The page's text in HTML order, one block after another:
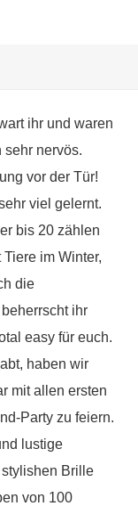
ihr und waren
sehr nervös.
vor der Tür!
viel gelernt.
bis 20 zählen
im Winter,
die
ihr
easy für euch.
haben wir
mit allen ersten
Party zu feiern.
lustige
Brille
von 100